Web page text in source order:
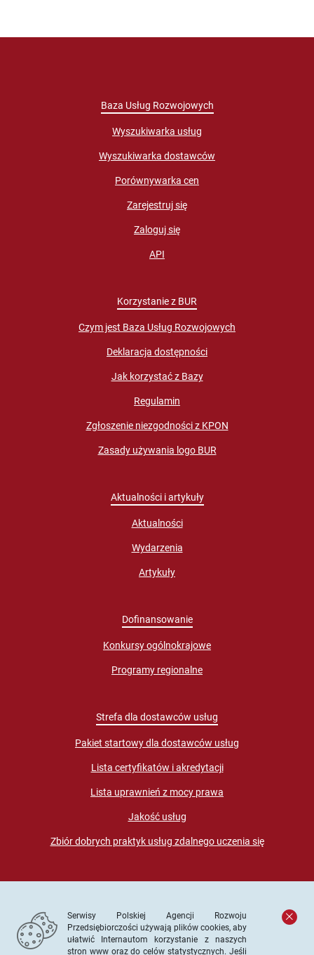
Baza Usług Rozwojowych
Wyszukiwarka usług
Wyszukiwarka dostawców
Porównywarka cen
Zarejestruj się
Zaloguj się
API
Korzystanie z BUR
Czym jest Baza Usług Rozwojowych
Deklaracja dostępności
Jak korzystać z Bazy
Regulamin
Zgłoszenie niezgodności z KPON
Zasady używania logo BUR
Aktualności i artykuły
Aktualności
Wydarzenia
Artykuły
Dofinansowanie
Konkursy ogólnokrajowe
Programy regionalne
Strefa dla dostawców usług
Pakiet startowy dla dostawców usług
Lista certyfikatów i akredytacji
Lista uprawnień z mocy prawa
Jakość usług
Zbiór dobrych praktyk usług zdalnego uczenia się
Serwisy Polskiej Agencji Rozwoju
Przedsiębiorczości używają plików cookies, aby
ułatwić Internautom korzystanie z naszych
stron www oraz do celów statystycznych. Jeśli